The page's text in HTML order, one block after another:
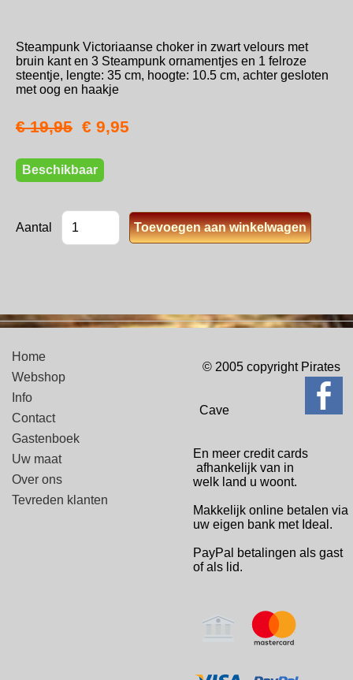
Steampunk Victoriaanse choker in zwart velours met
bruin kant en 3 Steampunk ornamentjes en 1 felroze
steentje, lengte: 35 cm, hoogte: 10.5 cm, achter gesloten
met oog en haakje
€ 19,95 € 9,95
Beschikbaar
Aantal
Home
Webshop
Info
Contact
Gastenboek
Uw maat
Over ons
Tevreden klanten
© 2005 copyright Pirates
Cave
En meer credit cards
afhankelijk van in
welk land u woont.
Makkelijk online betalen via
uw eigen bank met Ideal.
PayPal betalingen als gast
of als lid.